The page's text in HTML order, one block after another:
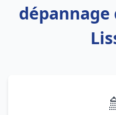
dépannage